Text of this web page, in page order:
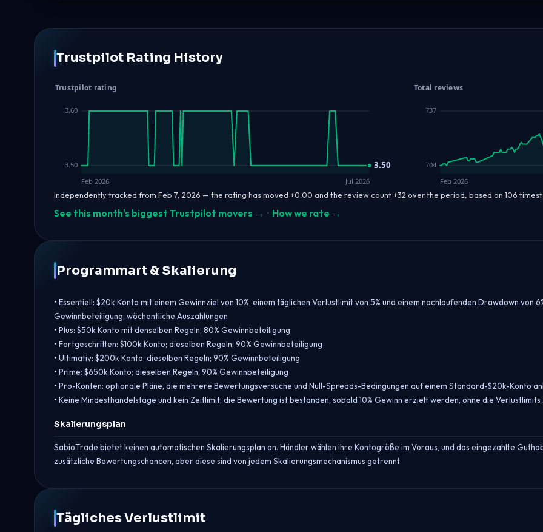
Trustpilot Rating History
Trustpilot rating
3.60
3.50 3.50
Feb 2026 Jul 2026
Total reviews
737
704
Feb 2026
Independently tracked from Feb 7, 2026 — the rating has moved +0.00 and the review count +32 over the period, based on 106
See this month's biggest Trustpilot movers → · How we rate →
Programmart & Skalierung
• Essentiell: $20k Konto mit einem Gewinnziel von 10%, einem täglichen Verlustlimit von 5% und einem nachlaufenden Drawdown von
Gewinnbeteiligung; wöchentliche Auszahlungen
• Plus: $50k Konto mit denselben Regeln; 80% Gewinnbeteiligung
• Fortgeschritten: $100k Konto; dieselben Regeln; 90% Gewinnbeteiligung
• Ultimativ: $200k Konto; dieselben Regeln; 90% Gewinnbeteiligung
• Prime: $650k Konto; dieselben Regeln; 90% Gewinnbeteiligung
• Pro-Konten: optionale Pläne, die mehrere Bewertungsversuche und Null-Spreads-Bedingungen auf einem Standard-$20k-Konto
• Keine Mindesthandelstage und kein Zeitlimit; die Bewertung ist bestanden, sobald 10% Gewinn erzielt werden, ohne die
Skalierungsplan
SabioTrade bietet keinen automatischen Skalierungsplan an. Händler wählen ihre Kontogröße im Voraus, und das eingezahlte
zusätzliche Bewertungschancen, aber diese sind von jedem Skalierungsmechanismus getrennt.
Tägliches Verlustlimit